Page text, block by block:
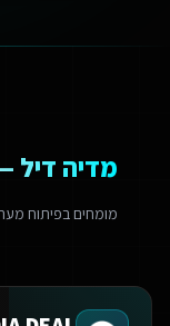
מדיה דיל
מומחים בפיתוח